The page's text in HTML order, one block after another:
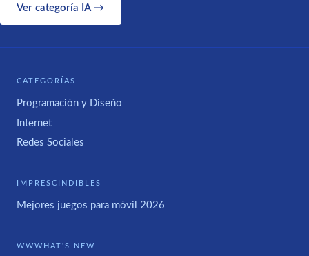
Ver categoría IA →
CATEGORÍAS
Programación y Diseño
Internet
Redes Sociales
IMPRESCINDIBLES
Mejores juegos para móvil 2026
WWWHAT'S NEW